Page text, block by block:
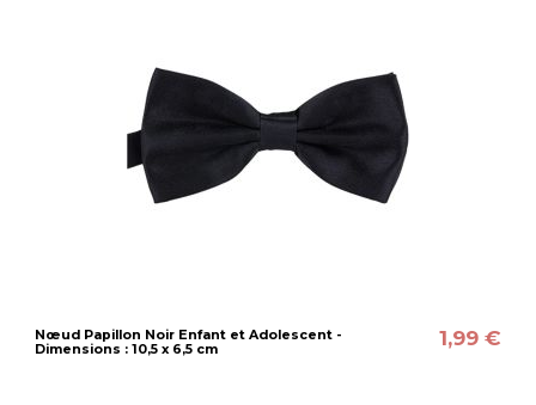
Nœud Papillon Noir Enfant et Adolescent -
Dimensions : 10,5 x 6,5 cm
1,99 €